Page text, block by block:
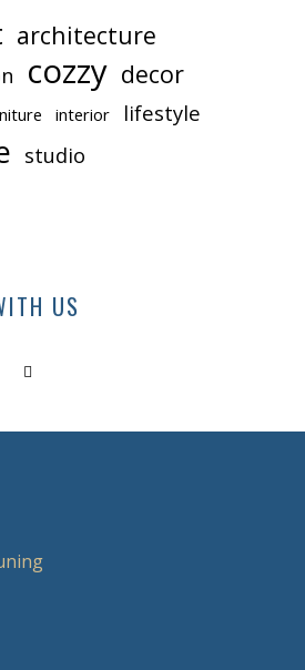
architecture
cozzy decor
interior lifestyle
studio
US